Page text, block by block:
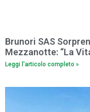
Brunori SAS
Mezzanotte: “La
Leggi l'articolo completo »